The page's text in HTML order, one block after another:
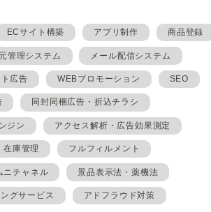
ECサイト構築 アプリ制作 商品登録
管理システム メール配信システム
広告 WEBプロモーション SEO
同封同梱広告・折込チラシ
ジン アクセス解析・広告効果測定
在庫管理 フルフィルメント
ニチャネル 景品表示法・薬機法
グサービス アドフラウド対策